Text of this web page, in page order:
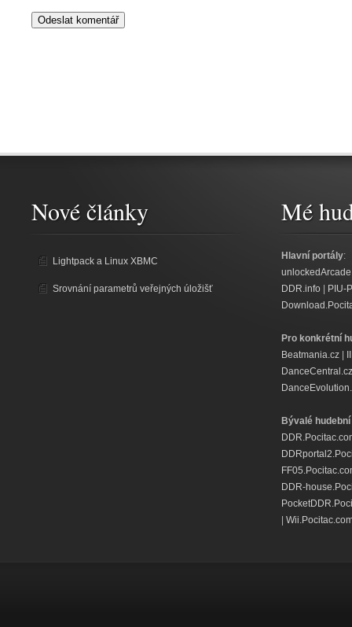
Nové články
Lightpack a Linux XBMC
Srovnání parametrů veřejných úložišť
Mé
Hlavní portály:
DDR.info
PIU-
Pro konkrétní
Beatmania.cz
DanceCentral.cz
Bývalé
DDR-